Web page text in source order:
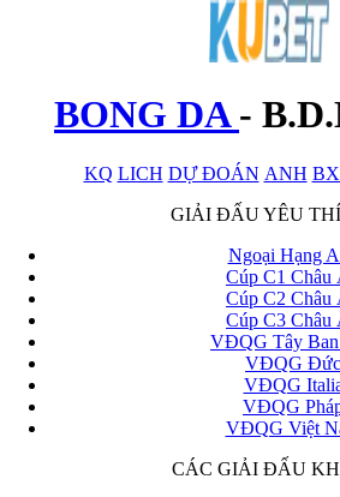
BONG DA-
KQ LICH DỰ ĐOÁN ANH
GIẢI ĐẤU YÊU
Ngoại Hạng
Cúp C1 Châu
Cúp C2 Châu
Cúp C3 Châu
VĐQG Tây Ban
VĐQG Đức
VĐQG
VĐQG
VĐQG Việt
CÁC GIẢI ĐẤU